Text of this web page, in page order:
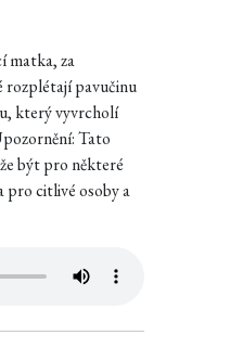
matka, za
rozplétají pavučinu
který vyvrcholí
Tato
být pro některé
pro citlivé osoby a